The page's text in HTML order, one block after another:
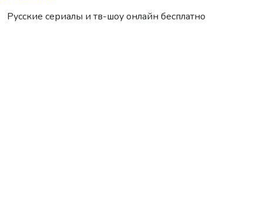
Русские сериалы и тв-шоу онлайн бесплатно